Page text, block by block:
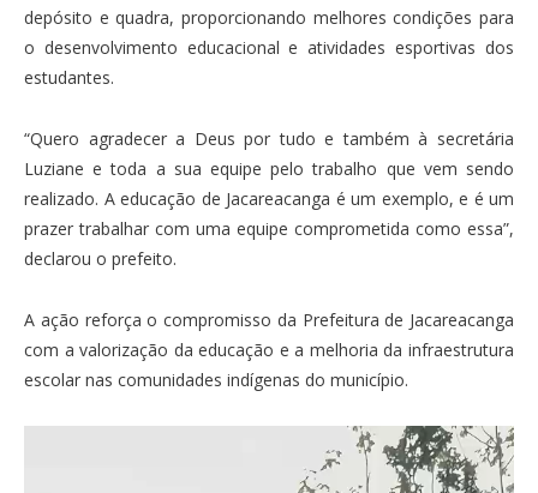
depósito e quadra, proporcionando melhores condições para
o desenvolvimento educacional e atividades esportivas dos
estudantes.
“Quero agradecer a Deus por tudo e também à secretária
Luziane e toda a sua equipe pelo trabalho que vem sendo
realizado. A educação de Jacareacanga é um exemplo, e é um
prazer trabalhar com uma equipe comprometida como essa”,
declarou o prefeito.
A ação reforça o compromisso da Prefeitura de Jacareacanga
com a valorização da educação e a melhoria da infraestrutura
escolar nas comunidades indígenas do município.